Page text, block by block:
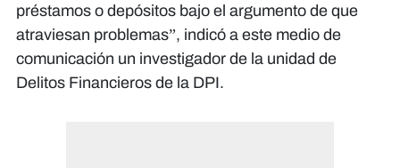
préstamos o depósitos bajo el argumento de que
atraviesan problemas”, indicó a este medio de
comunicación un investigador de la unidad de
Delitos Financieros de la DPI.